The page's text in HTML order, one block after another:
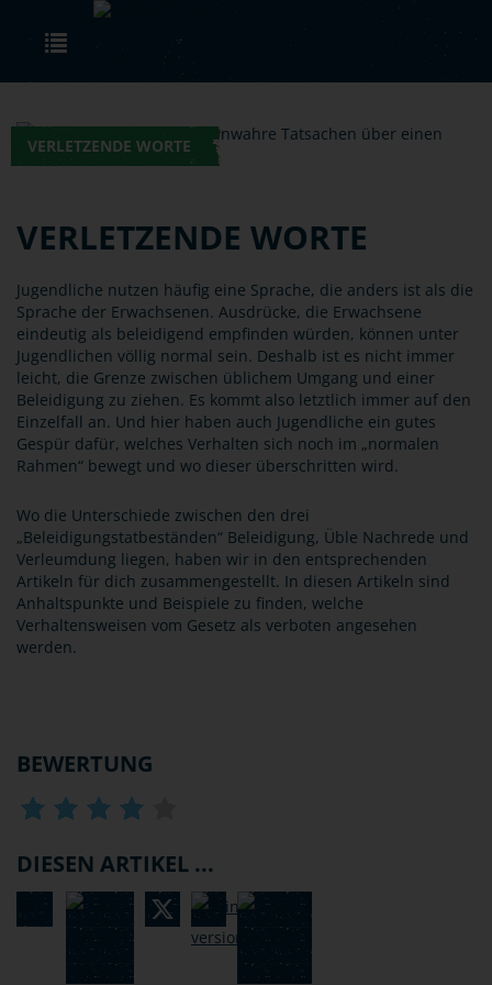
Skip to main content
VERLETZENDE WORTE
VERLETZENDE WORTE
Jugendliche nutzen häufig eine Sprache, die anders ist als die
Sprache der Erwachsenen. Ausdrücke, die Erwachsene
eindeutig als beleidigend empfinden würden, können unter
Jugendlichen völlig normal sein. Deshalb ist es nicht immer
leicht, die Grenze zwischen üblichem Umgang und einer
Beleidigung zu ziehen. Es kommt also letztlich immer auf den
Einzelfall an. Und hier haben auch Jugendliche ein gutes
Gespür dafür, welches Verhalten sich noch im „normalen
Rahmen“ bewegt und wo dieser überschritten wird.
Wo die Unterschiede zwischen den drei
„Beleidigungstatbeständen“ Beleidigung, Üble Nachrede und
Verleumdung liegen, haben wir in den entsprechenden
Artikeln für dich zusammengestellt. In diesen Artikeln sind
Anhaltspunkte und Beispiele zu finden, welche
Verhaltensweisen vom Gesetz als verboten angesehen
werden.
BEWERTUNG
DIESEN ARTIKEL ...